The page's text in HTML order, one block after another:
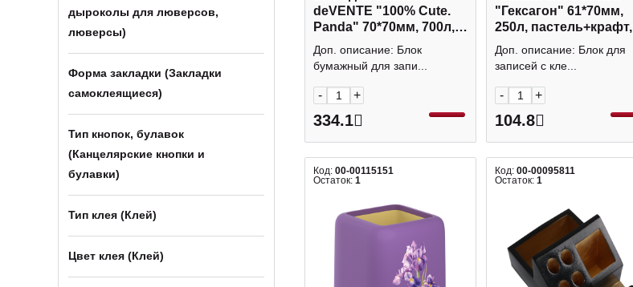
дыроколы для люверсов,
люверсы)
Форма закладки (Закладки
самоклеящиеся)
Тип кнопок, булавок
(Канцелярские кнопки и
булавки)
Тип клея (Клей)
Цвет клея (Клей)
deVENTE "100% Cute.
Panda" 70*70мм, 700л,
75г/м2, фигурн.,
подарочн. короб
2013002
Доп. описание: Блок
бумажный для запи...
- +
334.1
"Гексагон" 61*70мм,
250л, пастель+крафт,
ассорти 21828
Доп. описание: Блок для
записей с кле...
- +
104.8
Код: 00-00115151
Остаток: 1
Код:00-00095811
Остаток:1